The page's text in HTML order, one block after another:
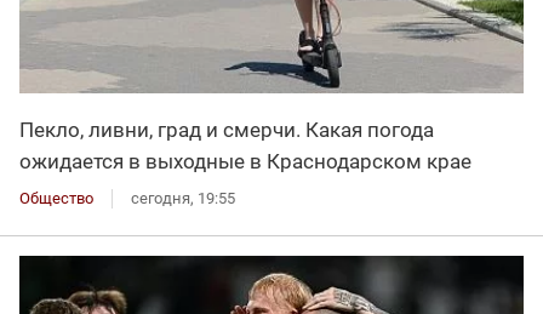
Пекло, ливни, град и смерчи. Какая погода
ожидается в выходные в Краснодарском крае
Общество сегодня, 19:55